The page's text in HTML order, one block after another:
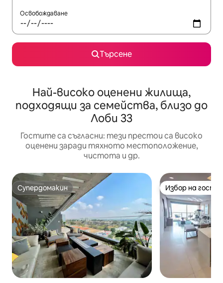
Освобождаване
Търсене
Най-високо оценени жилища,
подходящи за семейства, близо до
Лоби 33
Гостите са съгласни: тези престои са високо
оценени заради тяхното местоположение,
чистота и др.
Супердомакин
Супердомакин Избор на
Избор на